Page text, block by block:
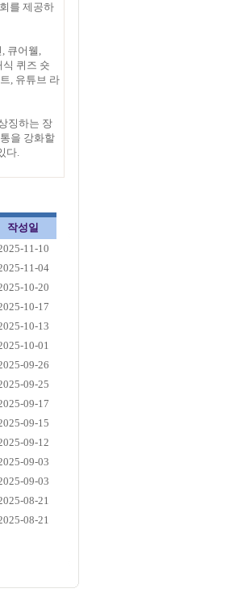
를 제공하
큐어웰,
퀴즈 숏
, 유튜브 라
징하는 장
을 강화할
다.
작성일
11-10
11-04
10-20
10-17
10-13
10-01
09-26
09-25
09-17
09-15
09-12
09-03
09-03
08-21
08-21